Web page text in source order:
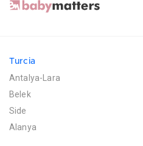
Turcia
Antalya-Lara
Belek
Side
Alanya